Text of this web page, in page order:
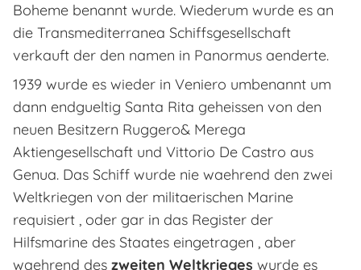
Boheme benannt wurde. Wiederum wurde es an
die Transmediterranea Schiffsgesellschaft
verkauft der den namen in Panormus aenderte.
1939 wurde es wieder in Veniero umbenannt um
dann endgueltig Santa Rita geheissen von den
neuen Besitzern Ruggero& Merega
Aktiengesellschaft und Vittorio De Castro aus
Genua. Das Schiff wurde nie waehrend den zwei
Weltkriegen von der militaerischen Marine
requisiert , oder gar in das Register der
Hilfsmarine des Staates eingetragen , aber
waehrend des zweiten Weltkrieges wurde es